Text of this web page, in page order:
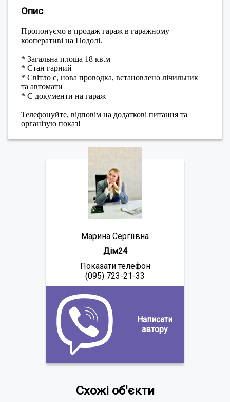
Опис
Пропонуємо в продаж гараж в гаражному
кооперативі на Подолі.
* Загальна площа 18 кв.м
* Стан гарний
* Світло є, нова проводка, встановлено лічильник
та автомати
* Є документи на гараж
Телефонуйте, відповім на додаткові питання та
організую показ!
Марина Сергіївна
Дім24
Показати телефон
(095) 723-21-33
Написати
автору
Схожі об'єкти